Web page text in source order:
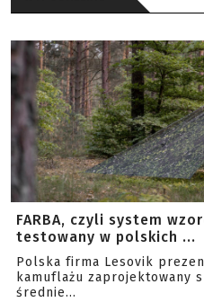
FARBA, czyli system
testowany w polskich ...
Polska firma Lesovik
kamuflażu zaprojektowany
średnie...